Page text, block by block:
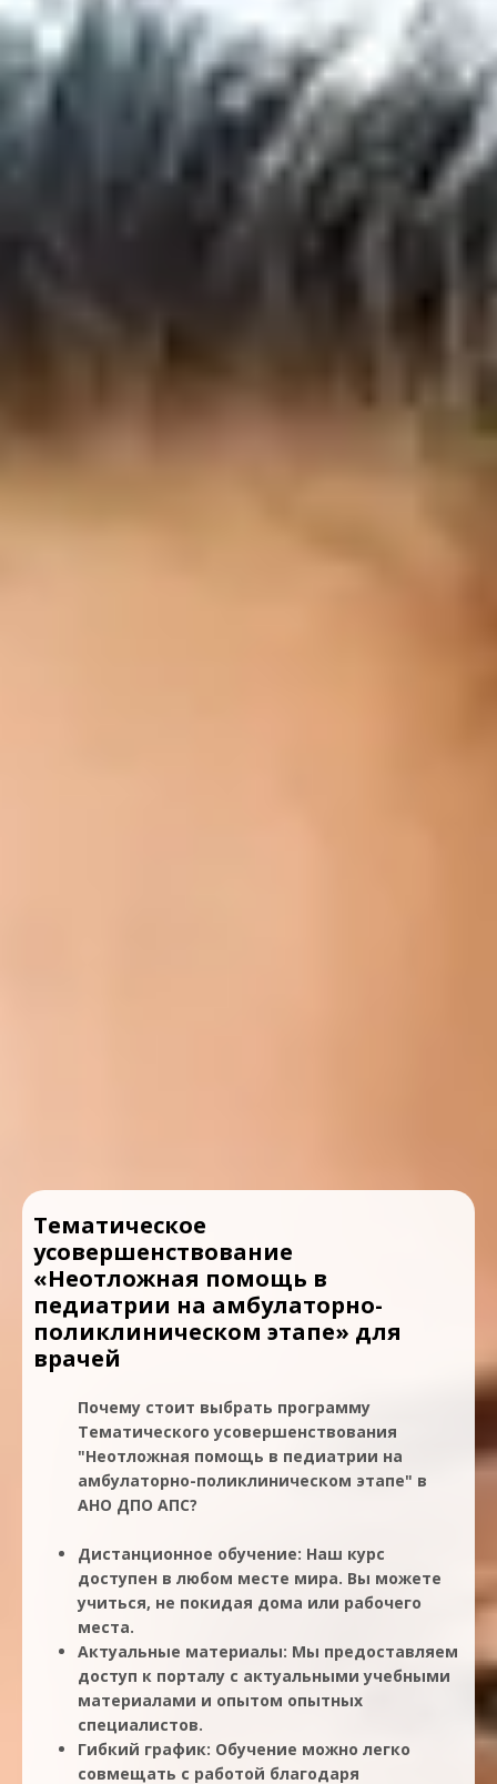
Тематическое
усовершенствование
«Неотложная помощь в
педиатрии на амбулаторно-
поликлиническом этапе» для
врачей
Почему стоит выбрать программу
Тематического усовершенствования
"Неотложная помощь в педиатрии на
амбулаторно-поликлиническом этапе" в
АНО ДПО АПС?
Дистанционное обучение: Наш курс
доступен в любом месте мира. Вы можете
учиться, не покидая дома или рабочего
места.
Актуальные материалы: Мы предоставляем
доступ к порталу с актуальными учебными
материалами и опытом опытных
специалистов.
Гибкий график: Обучение можно легко
совмещать с работой благодаря